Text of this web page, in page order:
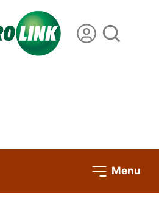
Menu